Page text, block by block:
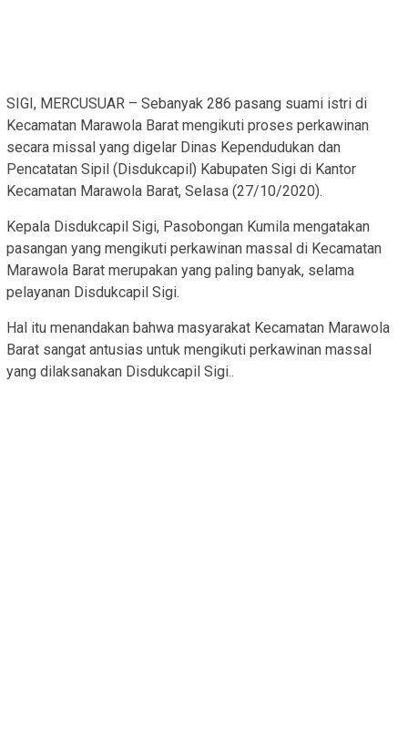
SIGI, MERCUSUAR – Sebanyak 286 pasang suami istri di
Kecamatan Marawola Barat mengikuti proses perkawinan
secara missal yang digelar Dinas Kependudukan dan
Pencatatan Sipil (Disdukcapil) Kabupaten Sigi di Kantor
Kecamatan Marawola Barat, Selasa (27/10/2020).
Kepala Disdukcapil Sigi, Pasobongan Kumila mengatakan
pasangan yang mengikuti perkawinan massal di Kecamatan
Marawola Barat merupakan yang paling banyak, selama
pelayanan Disdukcapil Sigi.
Hal itu menandakan bahwa masyarakat Kecamatan Marawola
Barat sangat antusias untuk mengikuti perkawinan massal
yang dilaksanakan Disdukcapil Sigi..